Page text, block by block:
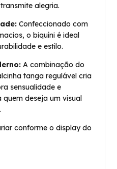
alegria.
Confeccionado com
o biquíni é ideal
e estilo.
A combinação do
tanga regulável cria
sensualidade e
deseja um visual
conforme o display do